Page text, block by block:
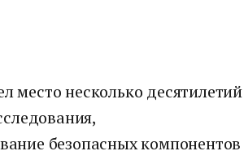
несколько десятилетий
безопасных компонентов